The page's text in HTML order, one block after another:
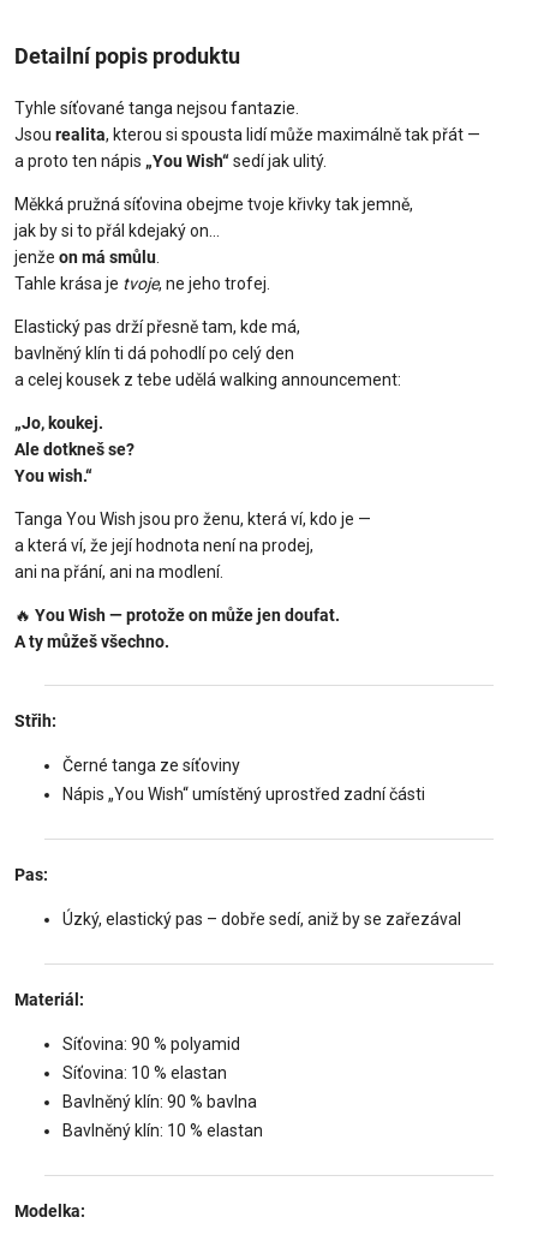
Detailní popis produktu
Tyhle síťované tanga nejsou fantazie.
Jsou realita, kterou si spousta lidí může maximálně tak přát —
a proto ten nápis „You Wish“sedí jak ulitý.
Měkká pružná síťovina obejme tvoje křivky tak jemně,
jak by si to přál kdejaký on…
jenže on má smůlu
Tahle krása je tvoje, ne jeho trofej.
Elastický pas drží přesně tam, kde má,
bavlněný klín ti dá pohodlí po celý den
a celej kousek z tebe udělá walking announcement:
„Jo, koukej.
Ale dotkneš se?
You wish.“
Tanga You Wish jsou pro ženu, která ví, kdo je —
a která ví, že její hodnota není na prodej,
ani na přání, ani na modlení.
🔥 You Wish — protože on může jen doufat.
A ty můžeš všechno.
Střih:
Černé tanga ze síťoviny
Nápis „You Wish“ umístěný uprostřed zadní části
Pas:
Úzký, elastický pas – dobře sedí, aniž by se zařezával
Materiál:
Síťovina: 90 % polyamid
Síťovina: 10 % elastan
Bavlněný klín: 90 % bavlna
Bavlněný klín: 10 % elastan
Modelka: